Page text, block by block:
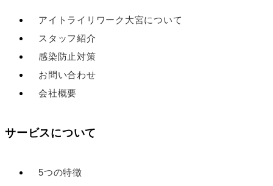
アイトライリワーク大宮について
スタッフ紹介
感染防止対策
お問い合わせ
会社概要
サービスについて
5つの特徴